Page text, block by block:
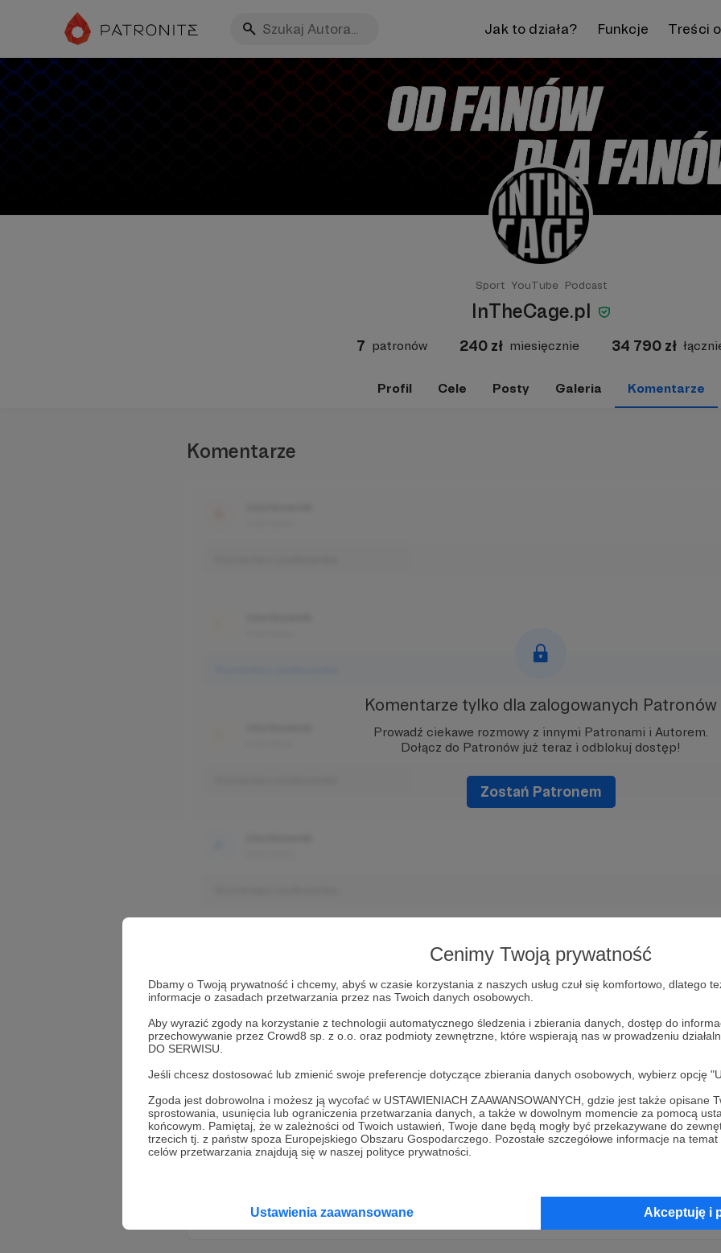
Cenimy Twoją prywatność
Dbamy o Twoją prywatność i chcemy, abyś w czasie korzystania z naszych usług czuł się komfortowo, dlatego
informacje o zasadach przetwarzania przez nas Twoich danych osobowych.
Aby wyrazić zgody na korzystanie z technologii automatycznego śledzenia i zbierania danych, dostęp do
przechowywanie przez Crowd8 sp. z o.o. oraz podmioty zewnętrzne, które wspierają nas w prowadzeniu
DO SERWISU.
Jeśli chcesz dostosować lub zmienić swoje preferencje dotyczące zbierania danych osobowych, wybierz opcję
Zgoda jest dobrowolna i możesz ją wycofać w USTAWIENIACH ZAAWANSOWANYCH, gdzie jest także opisane
sprostowania, usunięcia lub ograniczenia przetwarzania danych, a także w dowolnym momencie za pomocą
końcowym. Pamiętaj, że w zależności od Twoich ustawień, Twoje dane będą mogły być przekazywane do
trzecich tj. z państw spoza Europejskiego Obszaru Gospodarczego. Pozostałe szczegółowe informacje na
celów przetwarzania znajdują się w naszej polityce prywatności.
Ustawienia zaawansowane Akceptuję i
Jak to działa? Funkcje Treści
Sport YouTube Podcast
InTheCage.pl
7 patronów 240 zł miesięcznie 34 790 zł
Profil Cele Posty Galeria Komentarze
Komentarze
Komentarze tylko dla zalogowanych Patronów
Prowadź ciekawe rozmowy z innymi Patronami i Autorem.
Dołącz do Patronów już teraz i odblokuj dostęp!
Zostań Patronem
Dołącz do grona Patronów!
Wesprzyj działalność Autora
Zostań Patronem